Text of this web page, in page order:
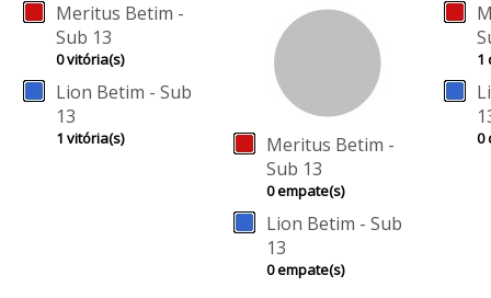
Meritus Betim -
Sub 13
0 vitória(s)
Lion Betim - Sub
13
1 vitória(s)
Meritus Betim -
Sub 13
0 empate(s)
Lion Betim - Sub
13
0 empate(s)
1
0